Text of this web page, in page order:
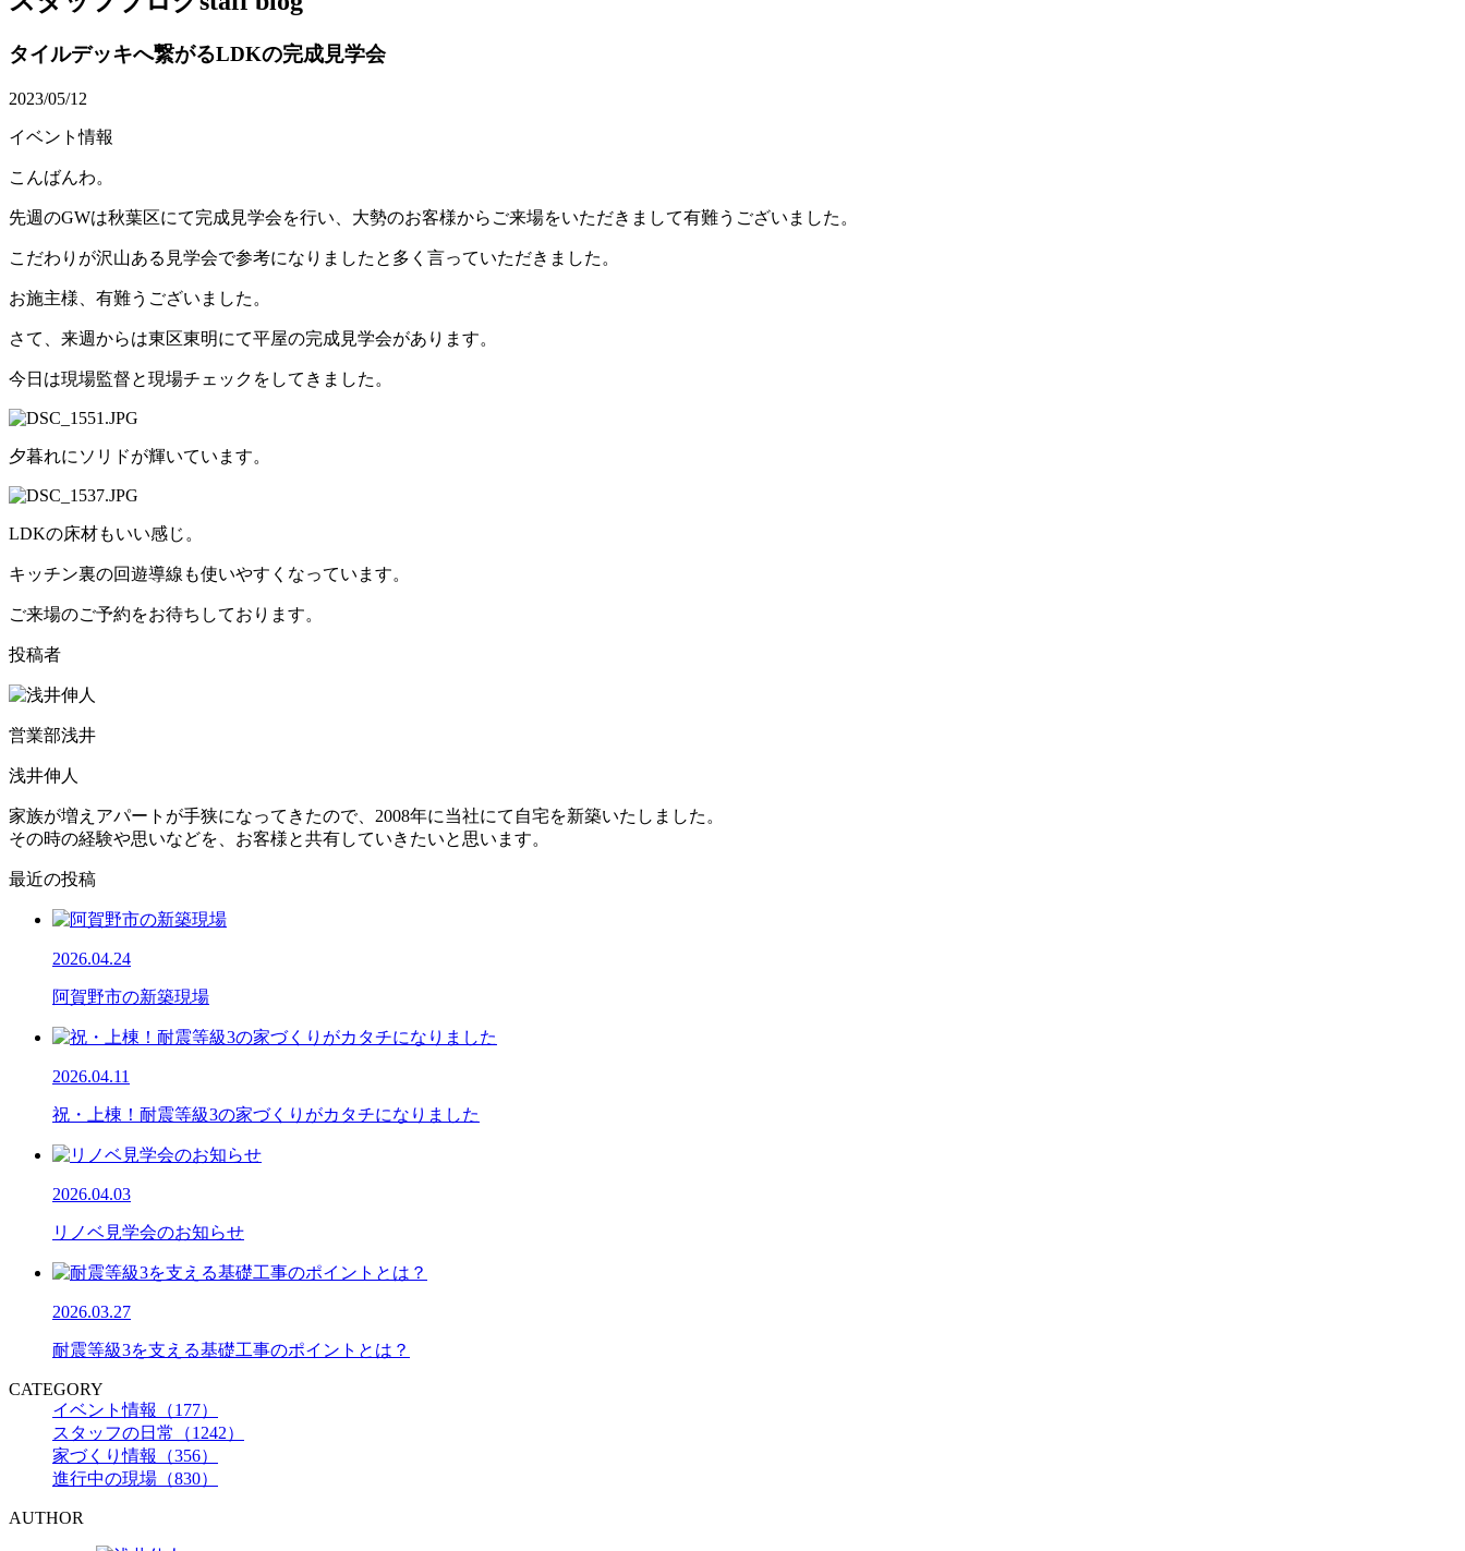
タイルデッキへ繋がるLDKの完成見学会
2023/05/12
イベント情報
こんばんわ。
先週のGWは秋葉区にて完成見学会を行い、大勢のお客様からご来場をいただきまして有難うございました。
こだわりが沢山ある見学会で参考になりましたと多く言っていただきました。
お施主様、有難うございました。
さて、来週からは東区東明にて平屋の完成見学会があります。
今日は現場監督と現場チェックをしてきました。
夕暮れにソリドが輝いています。
LDKの床材もいい感じ。
キッチン裏の回遊導線も使いやすくなっています。
ご来場のご予約をお待ちしております。
投稿者
営業部浅井
浅井伸人
家族が増えアパートが手狭になってきたので、2008年に当社にて自宅を新築いたしました。
その時の経験や思いなどを、お客様と共有していきたいと思います。
最近の投稿
2026.04.24
阿賀野市の新築現場
2026.04.11
祝・上棟！耐震等級3の家づくりがカタチになりました
2026.04.03
リノベ見学会のお知らせ
2026.03.27
耐震等級3を支える基礎工事のポイントとは？
CATEGORY
イベント情報（177）
スタッフの日常（1242）
家づくり情報（356）
進行中の現場（830）
AUTHOR